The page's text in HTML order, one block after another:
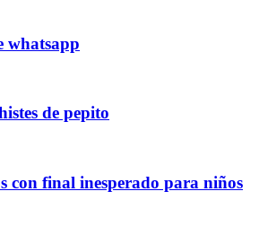
whatsapp
de pepito
con final inesperado para niños